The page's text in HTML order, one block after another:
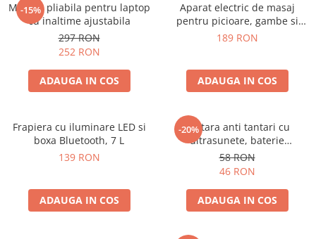
-15%
Masuta pliabila pentru laptop
cu inaltime ajustabila
297 RON
252 RON
ADAUGA IN COS
Aparat electric de masaj
pentru picioare, gambe si
brate
189 RON
ADAUGA IN COS
Frapiera cu iluminare LED si
boxa Bluetooth, 7 L
139 RON
ADAUGA IN COS
-20%
Bratara anti tantari cu
ultrasunete, baterie
reincarcabila 90mAh
58 RON
46 RON
ADAUGA IN COS